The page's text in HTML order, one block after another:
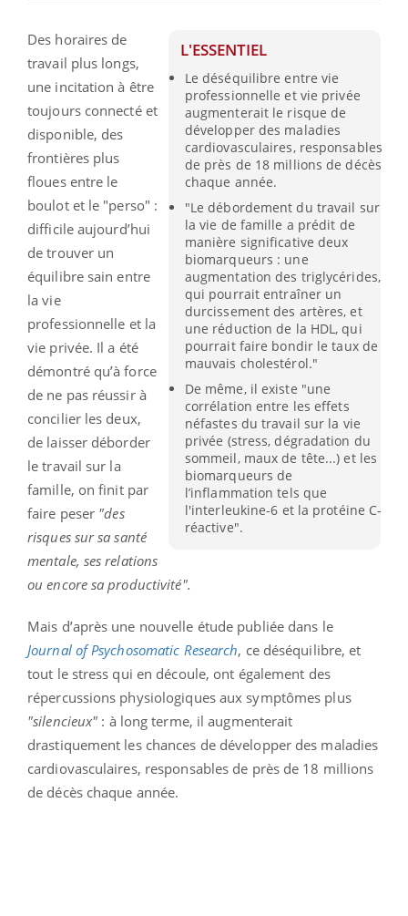
L'ESSENTIEL
Le déséquilibre entre vie
professionnelle et vie privée
augmenterait le risque de
développer des maladies
cardiovasculaires, responsables
de près de 18 millions de décès
chaque année.
"Le débordement du travail sur
la vie de famille a prédit de
manière significative deux
biomarqueurs : une
augmentation des triglycérides,
qui pourrait entraîner un
durcissement des artères, et
une réduction de la HDL, qui
pourrait faire bondir le taux de
mauvais cholestérol."
De même, il existe "une
corrélation entre les effets
néfastes du travail sur la vie
privée (stress, dégradation du
sommeil, maux de tête...) et les
biomarqueurs de
l’inflammation tels que
l'interleukine-6 et la protéine C-
réactive".
Des horaires de
travail plus longs,
une incitation à être
toujours connecté et
disponible, des
frontières plus
floues entre le
boulot et le "perso" :
difficile aujourd’hui
de trouver un
équilibre sain entre
la vie
professionnelle et la
vie privée. Il a été
démontré qu’à force
de ne pas réussir à
concilier les deux,
de laisser déborder
le travail sur la
famille, on finit par
faire peser "des
risques sur sa santé
mentale, ses relations
ou encore sa productivité".
Mais d’après une nouvelle étude publiée dans le
Journal of Psychosomatic Research, ce déséquilibre, et
tout le stress qui en découle, ont également des
répercussions physiologiques aux symptômes plus
"silencieux" : à long terme, il augmenterait
drastiquement les chances de développer des maladies
cardiovasculaires, responsables de près de 18 millions
de décès chaque année.